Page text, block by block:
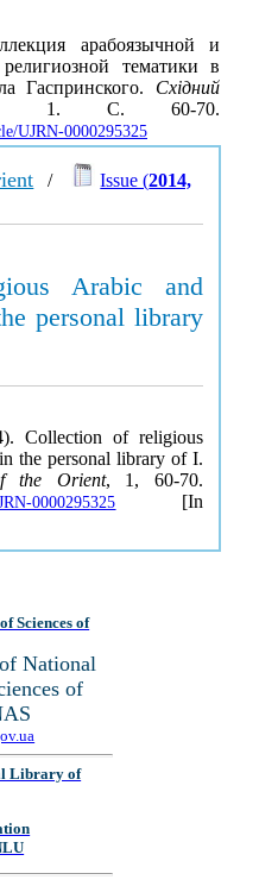
арабоязычной и
тематики в
Гаспринского. Східний
С. 60-70.
UJRN-0000295325
/ Issue (2014,
Arabic and
personal library
Collection of religious
the personal library of I.
the Orient, 1, 60-70.
0000295325 [In
Sciences of
National
of
Library of